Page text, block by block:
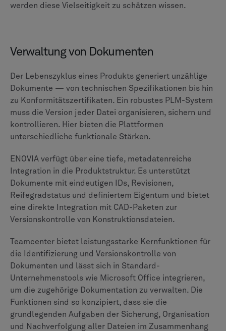
umfassende Analysen zu integrieren. Es ist besonders
und andere Unternehmenssoftware umfassen.
3DEXPERIENCE-Plattform verknüpft und liefern
detaillierte Informationen aus den in diesem
Analysen, die sich auf den Produktlebenszyklus
mehr Konfiguration für eine umfangreiche externe
Datenintegration.
Zusammenarbeit und Benutzererlebnis
ENOVIA wurde entwickelt, um kollaborative
Innovationen durch gemeinsame digitale Modelle und
optimierte Designüberprüfungen zu fördern. Die
webbasierte Oberfläche auf der 3DEXPERIENCE-
Plattform soll von jedem Gerät aus zugänglich sein.
Bewertungen von Nutzern bestimmte Module, wie
Engineering Central, haben sich positiv auf die
Benutzerfreundlichkeit ausgewirkt.